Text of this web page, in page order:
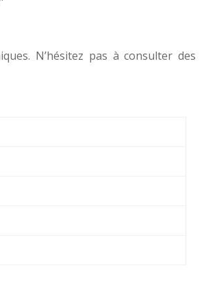
N’hésitez pas à consulter des